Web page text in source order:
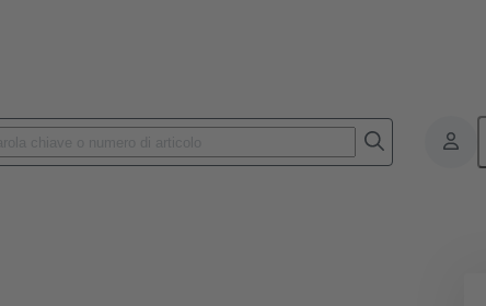
/ Han® Inserti monoblocco